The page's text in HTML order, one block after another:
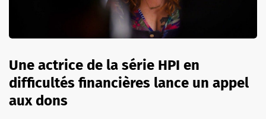
Une actrice de la série HPI en
difficultés financières lance un appel
aux dons